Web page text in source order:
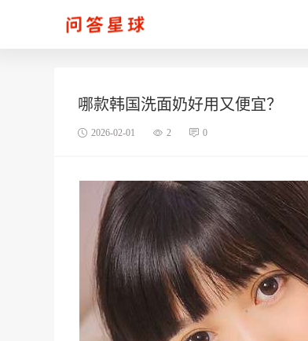
哪款韩国洗面奶好用又便宜？
2026-02-01 2 0